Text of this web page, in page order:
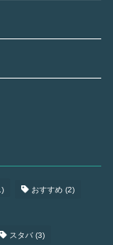
おすすめ (2)
スタバ (3)